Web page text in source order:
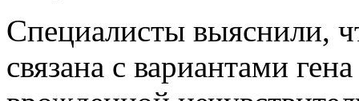
Специалисты выяснили,
связана с вариантами